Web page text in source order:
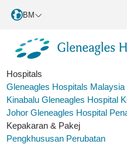
BM
Hospitals
Gleneagles Hospitals Malaysia
Kinabalu Gleneagles Hospital
Johor Gleneagles Hospital
Kepakaran & Pakej
Pengkhususan Perubatan